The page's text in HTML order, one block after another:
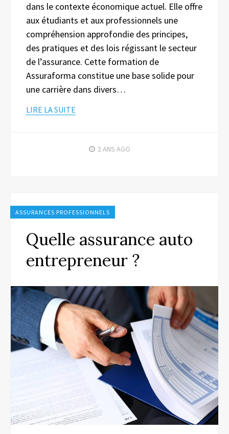
dans le contexte économique actuel. Elle offre
aux étudiants et aux professionnels une
compréhension approfondie des principes,
des pratiques et des lois régissant le secteur
de l’assurance. Cette formation de
Assuraforma constitue une base solide pour
une carrière dans divers…
LIRE LA SUITE
2 ANS AGO
ASSURANCES PROFESSIONNELS
Quelle assurance auto
entrepreneur ?